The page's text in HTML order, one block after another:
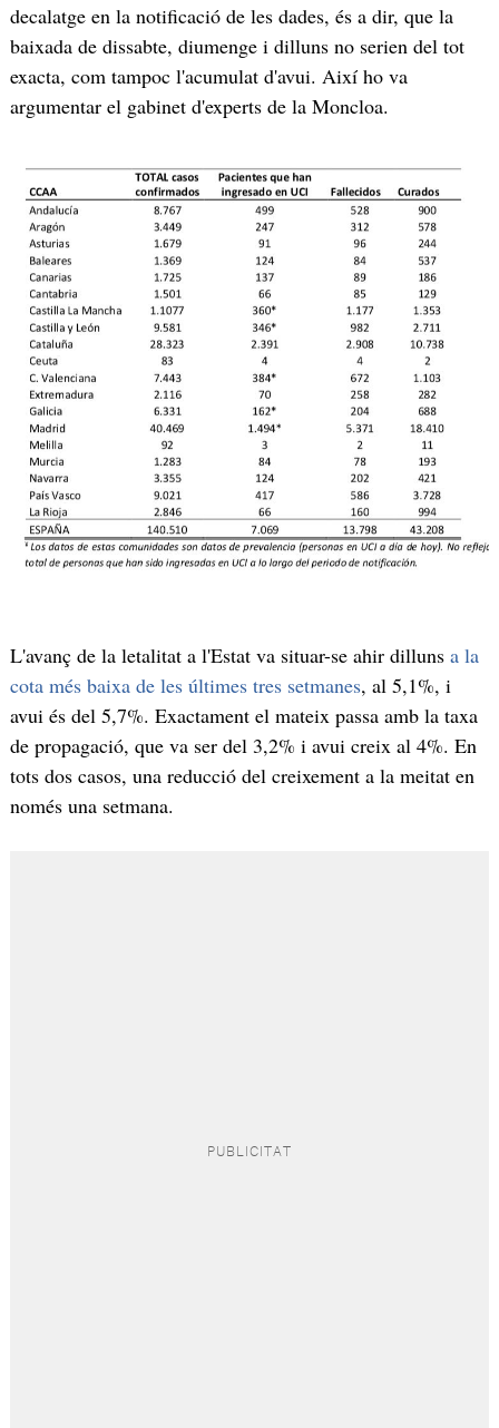
decalatge en la notificació de les dades, és a dir, que la
baixada de dissabte, diumenge i dilluns no serien del tot
exacta, com tampoc l'acumulat d'avui. Així ho va
argumentar el gabinet d'experts de la Moncloa.
L'avanç de la letalitat a l'Estat va situar-se ahir dilluns a la
cota més baixa de les últimes tres setmanes, al 5,1%, i
avui és del 5,7%. Exactament el mateix passa amb la taxa
de propagació, que va ser del 3,2% i avui creix al 4%. En
tots dos casos, una reducció del creixement a la meitat en
només una setmana.